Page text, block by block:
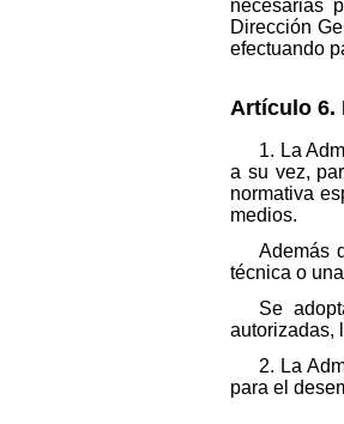
necesarias
Dirección
efectuando
Artículo 6.
1. La
a su vez,
normativa
medios.
Además
técnica o
Se
autorizadas,
2. La
para el